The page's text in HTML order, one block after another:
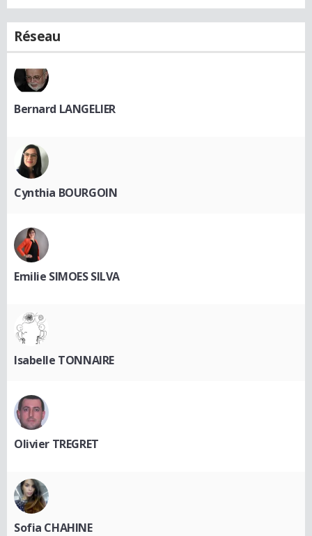
Réseau
Bernard LANGELIER
Cynthia BOURGOIN
Emilie SIMOES SILVA
Isabelle TONNAIRE
Olivier TREGRET
Sofia CHAHINE